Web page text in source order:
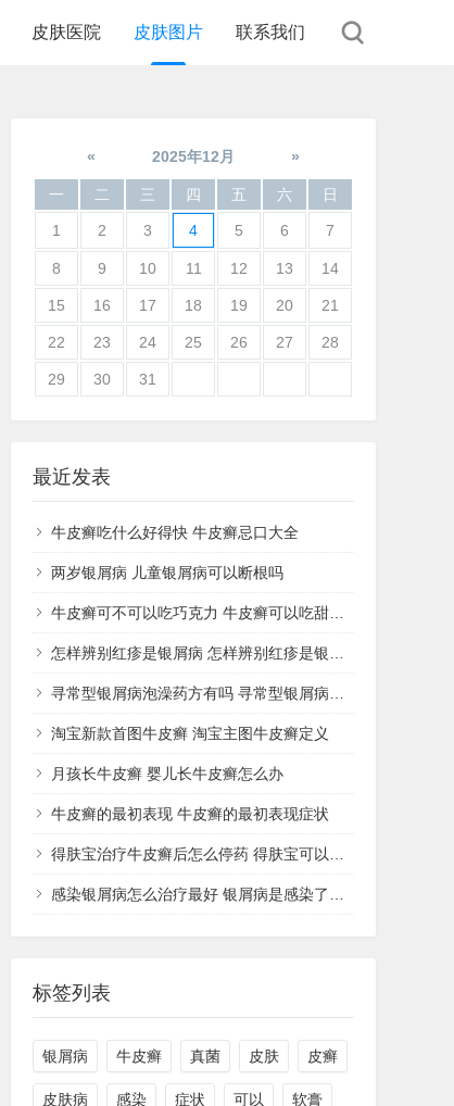
皮肤医院 皮肤图片 联系我们
« 2025年12月 »
一 二 三 四 五 六 日
1 2 3 4 5 6 7
8 9 10 11 12 13 14
15 16 17 18 19 20 21
22 23 24 25 26 27 28
29 30 31
最近发表
牛皮癣吃什么好得快 牛皮癣忌口大全
两岁银屑病 儿童银屑病可以断根吗
牛皮癣可不可以吃巧克力 牛皮癣可以吃甜品吗
怎样辨别红疹是银屑病 怎样辨别红疹是银屑病还是湿疹
寻常型银屑病泡澡药方有吗 寻常型银屑病用什么药洗
淘宝新款首图牛皮癣 淘宝主图牛皮癣定义
月孩长牛皮癣 婴儿长牛皮癣怎么办
牛皮癣的最初表现 牛皮癣的最初表现症状
得肤宝治疗牛皮癣后怎么停药 得肤宝可以治疗湿疹吗
感染银屑病怎么治疗最好 银屑病是感染了什么病菌
标签列表
银屑病 牛皮癣 真菌 皮肤 皮癣
皮肤病 感染 症状 可以 软膏